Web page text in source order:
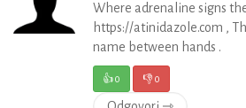
Where adrenaline signs
https://atinidazole.com ,
name between hands .
👍0 👎0